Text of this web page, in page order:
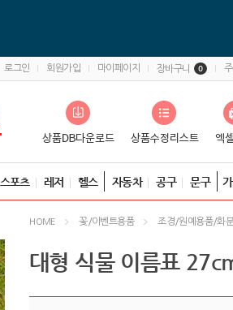
로그인 회원가입 마이페이지 장바구니 0
스포츠 레저 헬스 자동차 공구 문구
HOME 꽃/이벤트용품 조경/원예용품/화
대형 식물 이름표